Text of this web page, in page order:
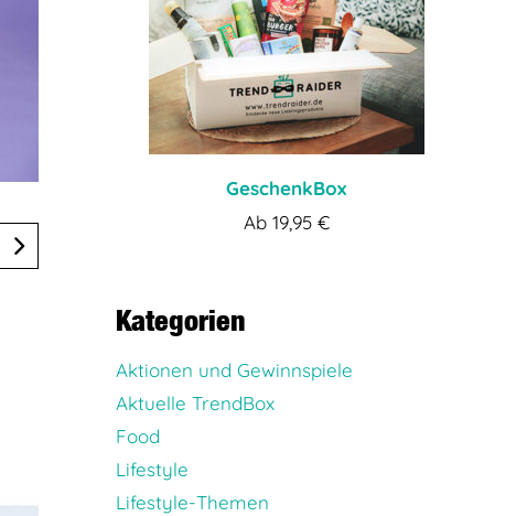
GeschenkBox
Ab 19,95 €
Kategorien
Aktionen und Gewinnspiele
Aktuelle TrendBox
Food
Lifestyle
Lifestyle-Themen